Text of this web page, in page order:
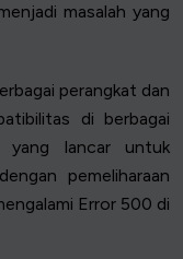
masalah yang
perangkat dan
di berbagai
yang lancar untuk
pemeliharaan
Error 500 di